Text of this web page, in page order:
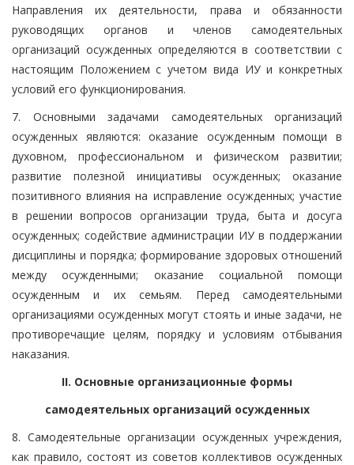
Направления их деятельности, права и обязанности
руководящих органов и членов самодеятельных
организаций осужденных определяются в соответствии с
настоящим Положением с учетом вида ИУ и конкретных
условий его функционирования.
7. Основными задачами самодеятельных организаций
осужденных являются: оказание осужденным помощи в
духовном, профессиональном и физическом развитии;
развитие полезной инициативы осужденных; оказание
позитивного влияния на исправление осужденных; участие
в решении вопросов организации труда, быта и досуга
осужденных; содействие администрации ИУ в поддержании
дисциплины и порядка; формирование здоровых отношений
между осужденными; оказание социальной помощи
осужденным и их семьям. Перед самодеятельными
организациями осужденных могут стоять и иные задачи, не
противоречащие целям, порядку и условиям отбывания
наказания.
II. Основные организационные формы
самодеятельных организаций осужденных
8. Самодеятельные организации осужденных учреждения,
как правило, состоят из советов коллективов осужденных